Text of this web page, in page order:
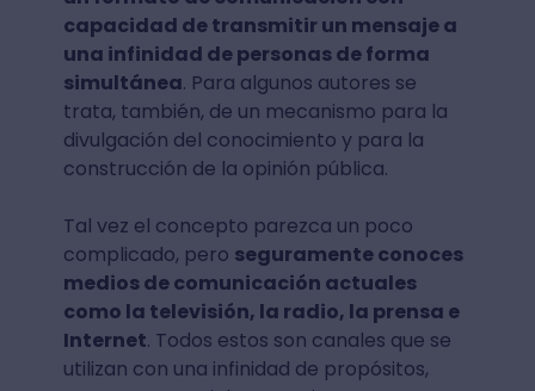
capacidad de transmitir un mensaje a
una infinidad de personas de forma
simultánea. Para algunos autores se
trata, también, de un mecanismo para la
divulgación del conocimiento y para la
construcción de la opinión pública.
Tal vez el concepto parezca un poco
complicado, pero seguramente conoces
medios de comunicación actuales
como la televisión, la radio, la prensa e
Internet. Todos estos son canales que se
utilizan con una infinidad de propósitos,